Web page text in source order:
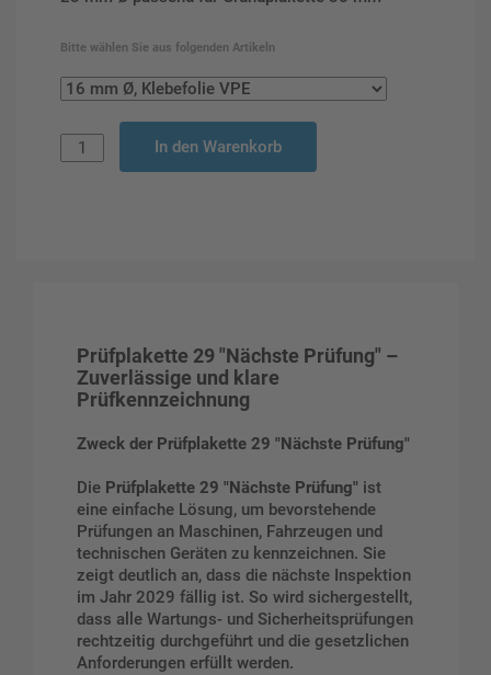
Bitte wählen Sie aus folgenden Artikeln
In den Warenkorb
Prüfplakette 29 "Nächste Prüfung" –
Zuverlässige und klare
Prüfkennzeichnung
Zweck der Prüfplakette 29 "Nächste Prüfung"
Die Prüfplakette 29 "Nächste Prüfung" ist
eine einfache Lösung, um bevorstehende
Prüfungen an Maschinen, Fahrzeugen und
technischen Geräten zu kennzeichnen. Sie
zeigt deutlich an, dass die nächste Inspektion
im Jahr 2029 fällig ist. So wird sichergestellt,
dass alle Wartungs- und Sicherheitsprüfungen
rechtzeitig durchgeführt und die gesetzlichen
Anforderungen erfüllt werden.